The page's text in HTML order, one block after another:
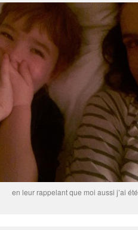
en leur rappelant que moi aussi j’ai